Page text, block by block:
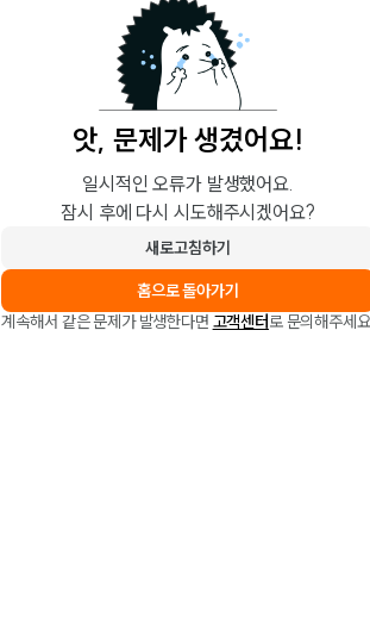
앗, 문제가 생겼어요!
일시적인 오류가 발생했어요.
잠시 후에 다시 시도해주시겠어요?
새로고침하기
홈으로 돌아가기
계속해서 같은 문제가 발생한다면 고객센터로 문의해주세